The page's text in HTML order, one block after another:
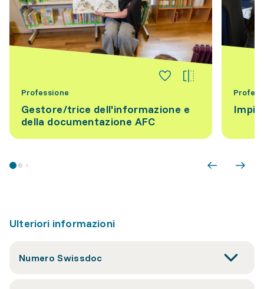
Professione
Gestore/trice dell'informazione e
della documentazione AFC
Ulteriori informazioni
Numero Swissdoc